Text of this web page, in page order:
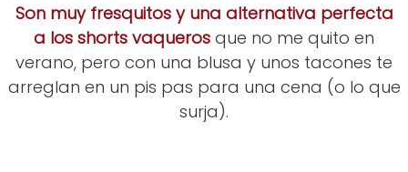
Son muy fresquitos y una alternativa perfecta
a los shorts vaqueros que no me quito en
verano, pero con una blusa y unos tacones te
arreglan en un pis pas para una cena (o lo que
surja).